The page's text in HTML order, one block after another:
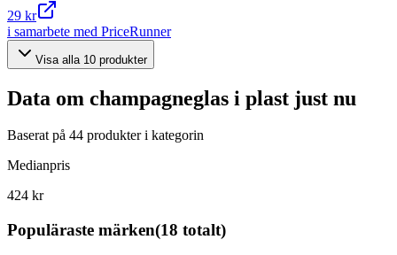
29 kr
i samarbete med PriceRunner
Visa alla 10 produkter
Data om champagneglas i plast just nu
Baserat på 44 produkter i kategorin
Medianpris
424 kr
Populäraste märken(18 totalt)